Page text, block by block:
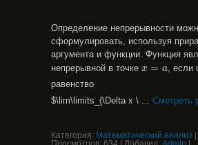
Определение непрерывности
сформулировать, используя
аргумента и функции. Функция
непрерывной в точке x = a
x =a
, если
равенство
$\lim\limits_{\Delta x \
Смотреть
Категория: Математический анализ |